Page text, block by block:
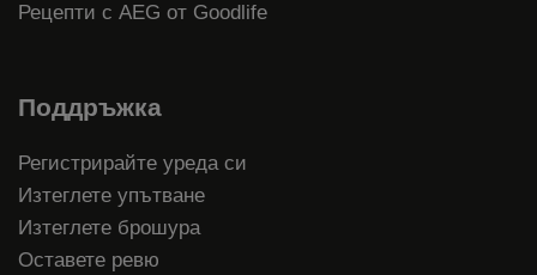
Рецепти с AEG от Goodlife
Поддръжка
Регистрирайте уреда си
Изтеглете упътване
Изтеглете брошура
Оставете ревю